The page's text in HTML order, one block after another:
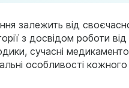
залежить від
з досвідом роботи
сучасні
особливості